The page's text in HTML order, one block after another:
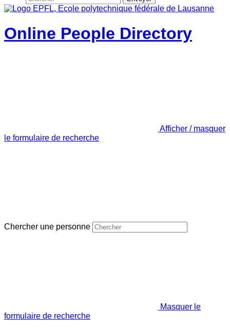
Online People Directory
Afficher / masquer
le formulaire de recherche
Chercher une personne
Masquer le
formulaire de recherche